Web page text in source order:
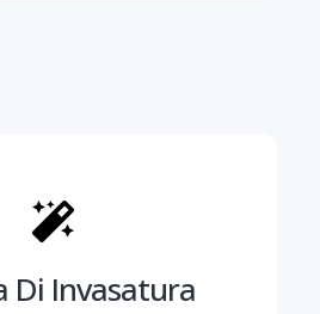
Di Invasatura